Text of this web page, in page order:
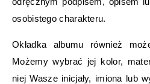
osobistego charakteru.
Okładka albumu również
Możemy wybrać jej kolor,
niej Wasze inicjały, imiona lub